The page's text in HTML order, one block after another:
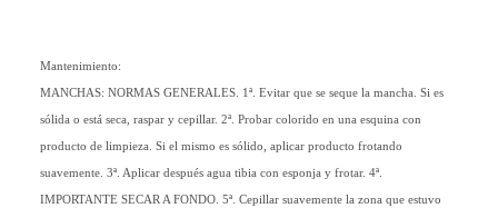
Mantenimiento:
MANCHAS: NORMAS GENERALES. 1ª. Evitar que se seque la mancha. Si es
sólida o está seca, raspar y cepillar. 2ª. Probar colorido en una esquina con
producto de limpieza. Si el mismo es sólido, aplicar producto frotando
suavemente. 3ª. Aplicar después agua tibia con esponja y frotar. 4ª.
IMPORTANTE SECAR A FONDO. 5ª. Cepillar suavemente la zona que estuvo